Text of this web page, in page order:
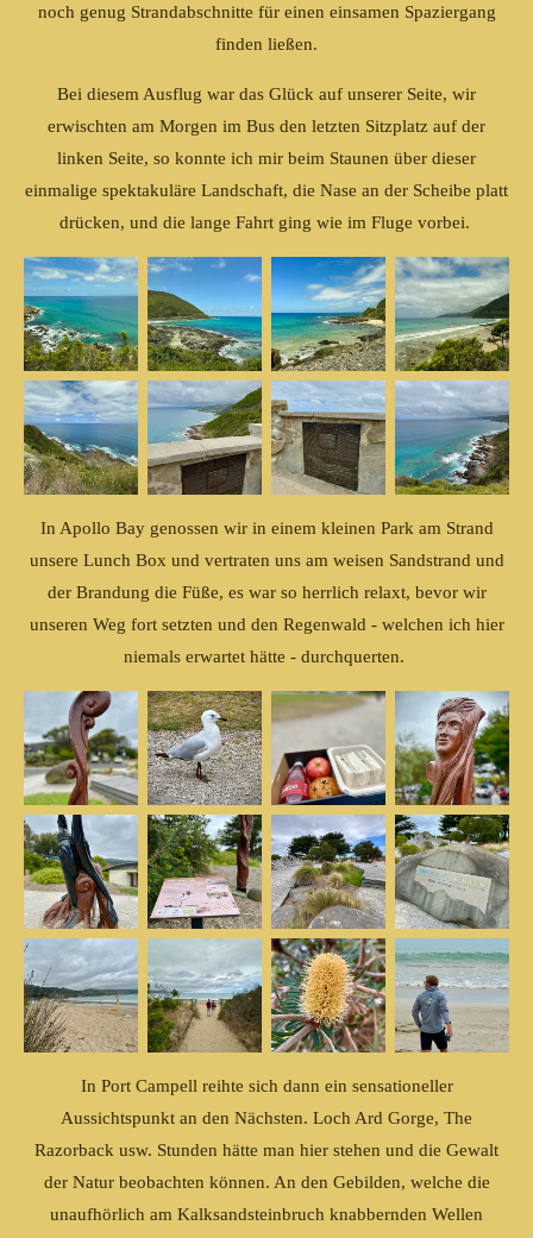
noch genug Strandabschnitte für einen einsamen Spaziergang
finden ließen.
Bei diesem Ausflug war das Glück auf unserer Seite, wir
erwischten am Morgen im Bus den letzten Sitzplatz auf der
linken Seite, so konnte ich mir beim Staunen über dieser
einmalige spektakuläre Landschaft, die Nase an der Scheibe platt
drücken, und die lange Fahrt ging wie im Fluge vorbei.
In Apollo Bay genossen wir in einem kleinen Park am Strand
unsere Lunch Box und vertraten uns am weisen Sandstrand und
der Brandung die Füße, es war so herrlich relaxt, bevor wir
unseren Weg fort setzten und den Regenwald - welchen ich hier
niemals erwartet hätte - durchquerten.
In Port Campell reihte sich dann ein sensationeller
Aussichtspunkt an den Nächsten. Loch Ard Gorge, The
Razorback usw. Stunden hätte man hier stehen und die Gewalt
der Natur beobachten können. An den Gebilden, welche die
unaufhörlich am Kalksandsteinbruch knabbernden Wellen